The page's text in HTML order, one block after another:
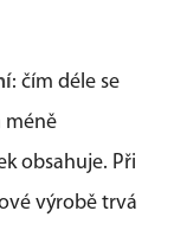
: čím déle se
méně
obsahuje. Při
výrobě trvá